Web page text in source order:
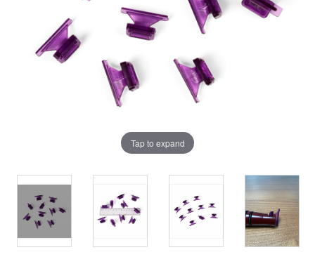
Tap to expand